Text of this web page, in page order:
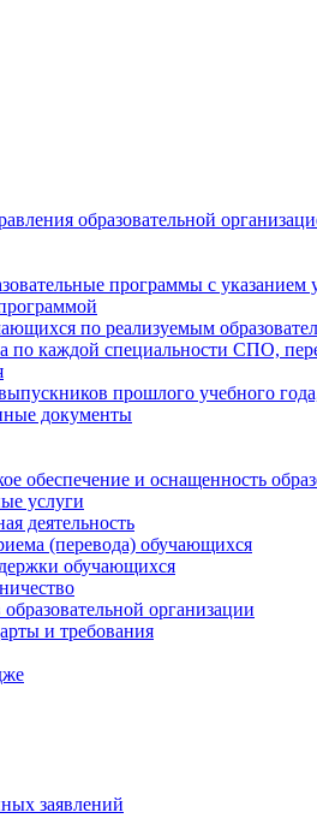
образовательной
программы с
по реализуемым
по каждой специальности СПО,
выпускников прошлого учебного
документы
обеспечение и оснащенность
услуги
деятельность
(перевода) обучающихся
обучающихся
организации
и требования
заявлений